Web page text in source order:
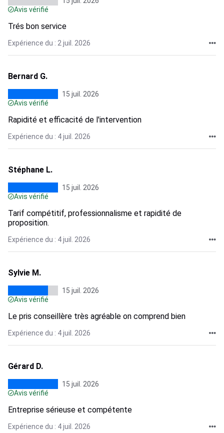
Avis vérifié
Trés bon service
Expérience du : 2 juil. 2026
Bernard G.
15 juil. 2026
Avis vérifié
Rapidité et efficacité de l'intervention
Expérience du : 4 juil. 2026
Stéphane L.
15 juil. 2026
Avis vérifié
Tarif compétitif, professionnalisme et rapidité de
proposition.
Expérience du : 4 juil. 2026
Sylvie M.
15 juil. 2026
Avis vérifié
Le pris conseillère très agréable on comprend bien
Expérience du : 4 juil. 2026
Gérard D.
15 juil. 2026
Avis vérifié
Entreprise sérieuse et compétente
Expérience du : 4 juil. 2026